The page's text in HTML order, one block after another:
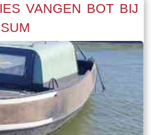
VANGEN BOT BIJ